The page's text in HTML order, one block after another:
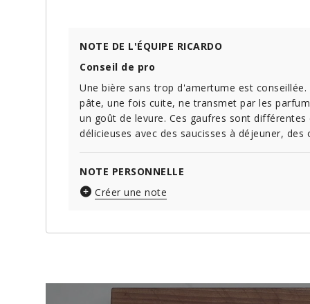
NOTE DE L'ÉQUIPE RICARDO
Conseil de pro
Une bière sans trop d'amertume est
pâte, une fois cuite, ne transmet par les
un goût de levure. Ces gaufres sont
délicieuses avec des saucisses à déjeuner, des
NOTE PERSONNELLE
Créer une note